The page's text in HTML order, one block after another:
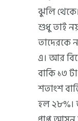
ঝুলি
শুধু তাই
তাদেরকে
এ। আর
বাকি ১৩
শতাংশ
হল ২৮%।